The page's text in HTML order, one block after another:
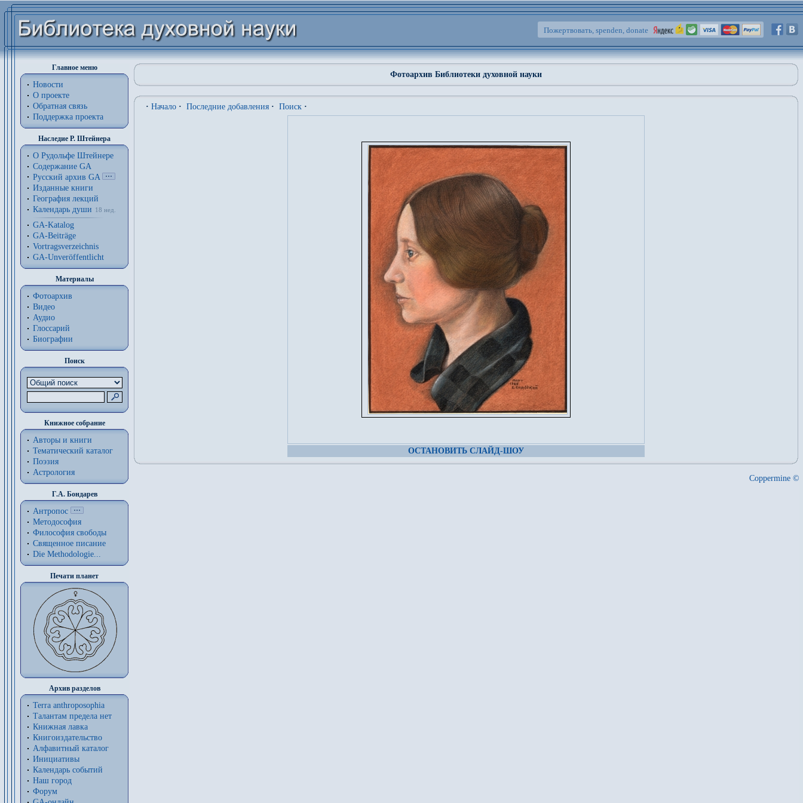
Пожертвовать, spenden, donate
Главное меню
Новости
О проекте
Обратная связь
Поддержка проекта
Наследие Р. Штейнера
О Рудольфе Штейнере
Содержание GA
Русский архив GA
Изданные книги
География лекций
Календарь души
18 нед.
GA-Katalog
GA-Beiträge
Vortragsverzeichnis
GA-Unveröffentlicht
Материалы
Фотоархив
Видео
Аудио
Глоссарий
Биографии
Поиск
Книжное собрание
Авторы и книги
Тематический каталог
Поэзия
Астрология
Г.А. Бондарев
Антропос
Методософия
Философия cвободы
Священное писание
Die Methodologie...
Печати планет
Архив разделов
Terra anthroposophia
Талантам предела нет
Книжная лавка
Книгоиздательство
Алфавитный каталог
Инициативы
Календарь событий
Наш город
Форум
Фотоархив Библиотеки духовной науки
· Начало · Последние добавления · Поиск ·
ОСТАНОВИТЬ СЛАЙД-ШОУ
Coppermine ©